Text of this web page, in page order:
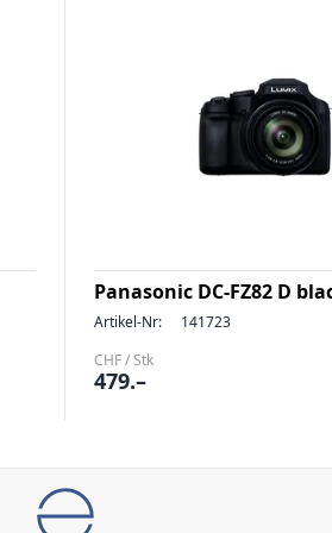
Panasonic DC-FZ82 D
Artikel-Nr:
141723
CHF / Stk
479.–